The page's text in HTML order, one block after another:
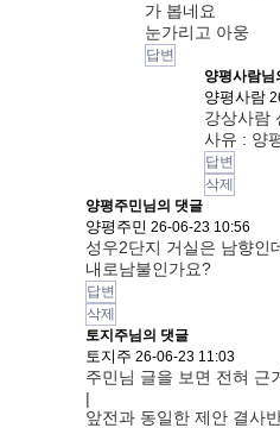
가 봅네요
눈가리고 아웅
답변
양평사람님
양평사람
강상사람
사유 : 양
답변
삭제
양평주민님의 댓글
양평주민 26-06-23 10:56
성우2단지 거실은 남향인
내로남불인가요?
답변
삭제
토지주님의 댓글
토지주 26-06-23 11:03
주민님 글을 보면 전혀 근
|
앞전과 동일한 제안 결사